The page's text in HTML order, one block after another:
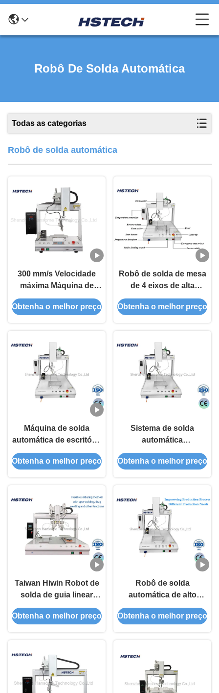
Robô De Solda Automática
Todas as categorias
Robô de solda automática
300 mm/s Velocidade
máxima Máquina de
solda robótica de
plataforma única
Obtenha o melhor preço
Robô de solda de mesa
de 4 eixos de alta
precisão 360 graus com
estação de trabalho
Obtenha o melhor preço
Máquina de solda
automática de escritório
robô de plataforma
única de 4 eixos com
Obtenha o melhor preço
Sistema de solda
automática
personalizável para as
suas necessidades de
Obtenha o melhor preço
Taiwan Hiwin Robot de
solda de guia linear
com limpeza automática
e alinhamento da
Obtenha o melhor preço
Robô de solda
automática de alto
desempenho maximizar
a produtividade
Obtenha o melhor preço